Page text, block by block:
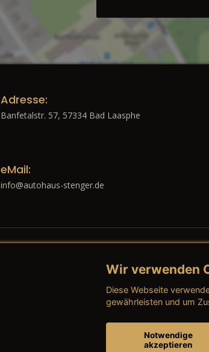
Adresse:
Banfetalstr. 57, 57334 Bad Laasphe
eMail:
info@autohaus-stenger.de
Rechtliches
→ Impressum
Wir verwenden
Diese Webseite
gewährleisten und um
Notwendige
akzeptieren